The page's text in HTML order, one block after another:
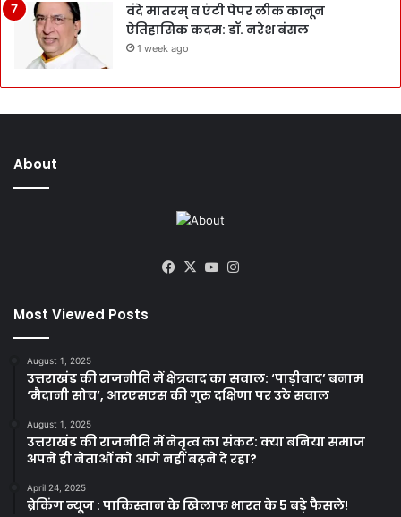
वंदे मातरम् व एंटी पेपर लीक कानून
ऐतिहासिक कदम: डॉ. नरेश बंसल
1 week ago
About
Facebook
X YouTube
Most Viewed Posts
August 1, 2025
उत्तराखंड की राजनीति में क्षेत्रवाद का सवाल: ‘पाड़ीवाद’ बनाम
‘मैदानी सोच’, आरएसएस की गुरु दक्षिणा पर उठे सवाल
August 1, 2025
उत्तराखंड की राजनीति में नेतृत्व का संकट: क्या बनिया समाज
अपने ही नेताओं को आगे नहीं बढ़ने दे रहा?
April 24, 2025
ब्रेकिंग न्यूज : पाकिस्तान के खिलाफ भारत के 5 बड़े फैसले!